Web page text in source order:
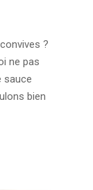
?
ne pas
sauce
bien